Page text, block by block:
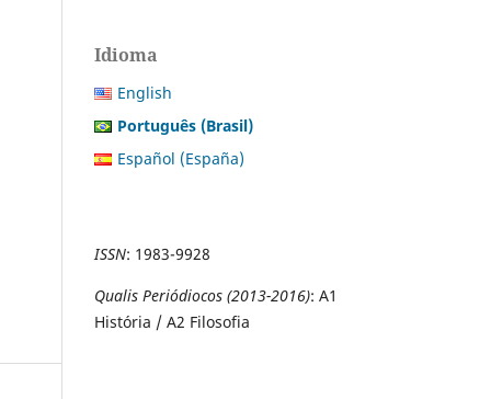
Idioma
English
Português (Brasil)
Español (España)
ISSN: 1983-9928
Qualis Periódiocos (2013-2016): A1
História / A2 Filosofia